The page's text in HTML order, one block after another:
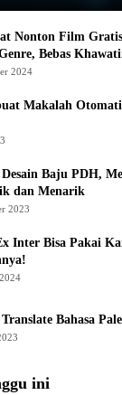
Nonton Film
Bebas
2024
Makalah
Baju PDH,
dan Menarik
2023
Inter Bisa Pakai
Bahasa
ini